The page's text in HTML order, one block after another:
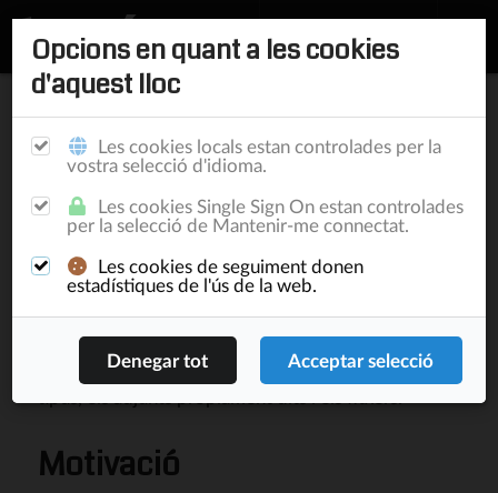
Inici / Documentació /
Propostes de
relacions
BrightSide Convencions
Adjunts
BrightSide Attachmentsés el mòdul de base
documental. El motiu pel qual s'anomena d'adjunts
és perquè permet bases documentals associades a
entitats. La base d'adjunts se separa en dos grans
tipus, els adjunts pròpiament dits i els fitxers.
Motivació
Opcions en quant a les cookies
d'aquest lloc
Les cookies locals estan controlades per la
vostra selecció d'idioma.
Les cookies Single Sign On estan controlades
per la selecció de Mantenir-me connectat.
Les cookies de seguiment donen
estadístiques de l'ús de la web.